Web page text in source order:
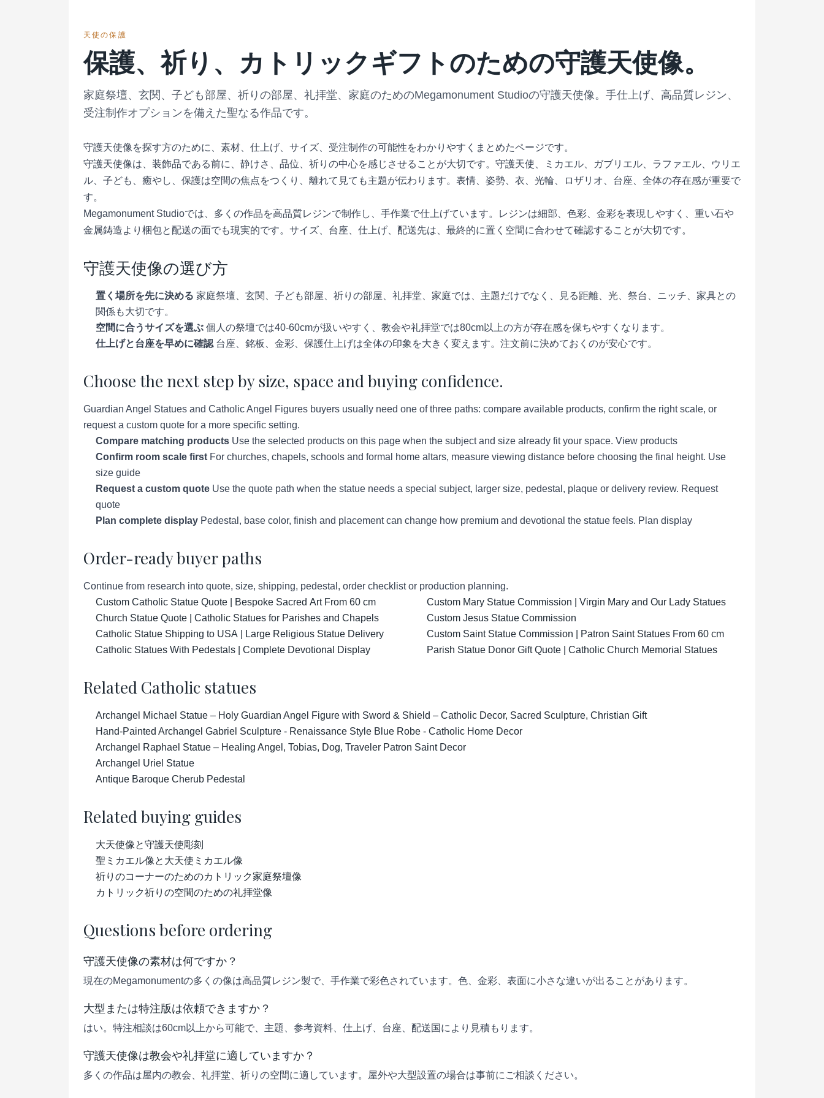
天使の保護
保護、祈り、カトリックギフトのための守護天使像。
家庭祭壇、玄関、子ども部屋、祈りの部屋、礼拝堂、家庭のためのMegamonument Studioの守護天使像。手仕上げ、高品質レジン、
受注制作オプションを備えた聖なる作品です。
守護天使像を探す方のために、素材、仕上げ、サイズ、受注制作の可能性をわかりやすくまとめたページです。
守護天使像は、装飾品である前に、静けさ、品位、祈りの中心を感じさせることが大切です。守護天使、ミカエル、ガブリエル、ラファエル、ウリエ
ル、子ども、癒やし、保護は空間の焦点をつくり、離れて見ても主題が伝わります。表情、姿勢、衣、光輪、ロザリオ、台座、全体の存在感が重要で
す。
Megamonument Studioでは、多くの作品を高品質レジンで制作し、手作業で仕上げています。レジンは細部、色彩、金彩を表現しやすく、重い石や
金属鋳造より梱包と配送の面でも現実的です。サイズ、台座、仕上げ、配送先は、最終的に置く空間に合わせて確認することが大切です。
守護天使像の選び方
置く場所を先に決める 家庭祭壇、玄関、子ども部屋、祈りの部屋、礼拝堂、家庭では、主題だけでなく、見る距離、光、祭台、ニッチ、家具との
関係も大切です。
空間に合うサイズを選ぶ 個人の祭壇では40-60cmが扱いやすく、教会や礼拝堂では80cm以上の方が存在感を保ちやすくなります。
仕上げと台座を早めに確認 台座、銘板、金彩、保護仕上げは全体の印象を大きく変えます。注文前に決めておくのが安心です。
Choose the next step by size, space and buying confidence.
Guardian Angel Statues and Catholic Angel Figures buyers usually need one of three paths: compare available products, confirm the right scale, or
request a custom quote for a more specific setting.
Compare matching products Use the selected products on this page when the subject and size already fit your space. View products
Confirm room scale first For churches, chapels, schools and formal home altars, measure viewing distance before choosing the final height. Use
size guide
Request a custom quote Use the quote path when the statue needs a special subject, larger size, pedestal, plaque or delivery review. Request
quote
Plan complete display Pedestal, base color, finish and placement can change how premium and devotional the statue feels. Plan display
Order-ready buyer paths
Continue from research into quote, size, shipping, pedestal, order checklist or production planning.
Custom Catholic Statue Quote | Bespoke Sacred Art From 60 cm
Church Statue Quote | Catholic Statues for Parishes and Chapels
Catholic Statue Shipping to USA | Large Religious Statue Delivery
Catholic Statues With Pedestals | Complete Devotional Display
Custom Mary Statue Commission | Virgin Mary and Our Lady Statues
Custom Jesus Statue Commission
Custom Saint Statue Commission | Patron Saint Statues From 60 cm
Parish Statue Donor Gift Quote | Catholic Church Memorial Statues
Related Catholic statues
Archangel Michael Statue – Holy Guardian Angel Figure with Sword & Shield – Catholic Decor, Sacred Sculpture, Christian Gift
Hand-Painted Archangel Gabriel Sculpture - Renaissance Style Blue Robe - Catholic Home Decor
Archangel Raphael Statue – Healing Angel, Tobias, Dog, Traveler Patron Saint Decor
Archangel Uriel Statue
Antique Baroque Cherub Pedestal
Related buying guides
大天使像と守護天使彫刻
聖ミカエル像と大天使ミカエル像
祈りのコーナーのためのカトリック家庭祭壇像
カトリック祈りの空間のための礼拝堂像
Questions before ordering
守護天使像の素材は何ですか？
現在のMegamonumentの多くの像は高品質レジン製で、手作業で彩色されています。色、金彩、表面に小さな違いが出ることがあります。
大型または特注版は依頼できますか？
はい。特注相談は60cm以上から可能で、主題、参考資料、仕上げ、台座、配送国により見積もります。
守護天使像は教会や礼拝堂に適していますか？
多くの作品は屋内の教会、礼拝堂、祈りの空間に適しています。屋外や大型設置の場合は事前にご相談ください。